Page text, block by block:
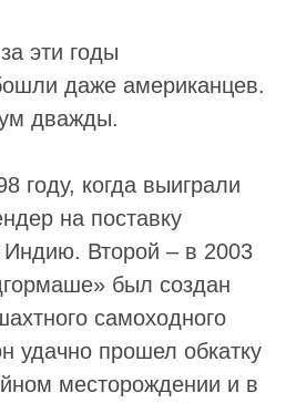
эти годы
даже американцев.
дважды.
году, когда выиграли
на поставку
Индию. Второй – в 2003
был создан
самоходного
удачно прошел обкатку
месторождении и в